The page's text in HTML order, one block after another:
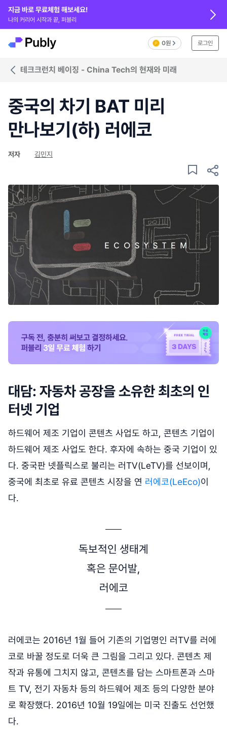
지금 바로 무료체험 해보세요!
나의 커리어 시작과 끝, 퍼블리
0원 로그인
테크크런치 베이징 - China Tech의 현재와 미래
중국의 차기 BAT 미리
만나보기(하) 러에코
저자 김민지
대담: 자동차 공장을 소유한 최초의 인
터넷 기업
하드웨어 제조 기업이 콘텐츠 사업도 하고, 콘텐츠 기업이
하드웨어 제조 사업도 한다. 후자에 속하는 중국 기업이 있
다. 중국판 넷플릭스로 불리는 러TV(LeTV)를 선보이며,
중국에 최초로 유료 콘텐츠 시장을 연 러에코(LeEco)이
다.
독보적인 생태계
혹은 문어발,
러에코
러에코는 2016년 1월 들어 기존의 기업명인 러TV를 러에
코로 바꿀 정도로 더욱 큰 그림을 그리고 있다. 콘텐츠 제
작과 유통에 그치지 않고, 콘텐츠를 담는 스마트폰과 스마
트 TV, 전기 자동차 등의 하드웨어 제조 등의 다양한 분야
로 확장했다. 2016년 10월 19일에는 미국 진출도 선언했
다.